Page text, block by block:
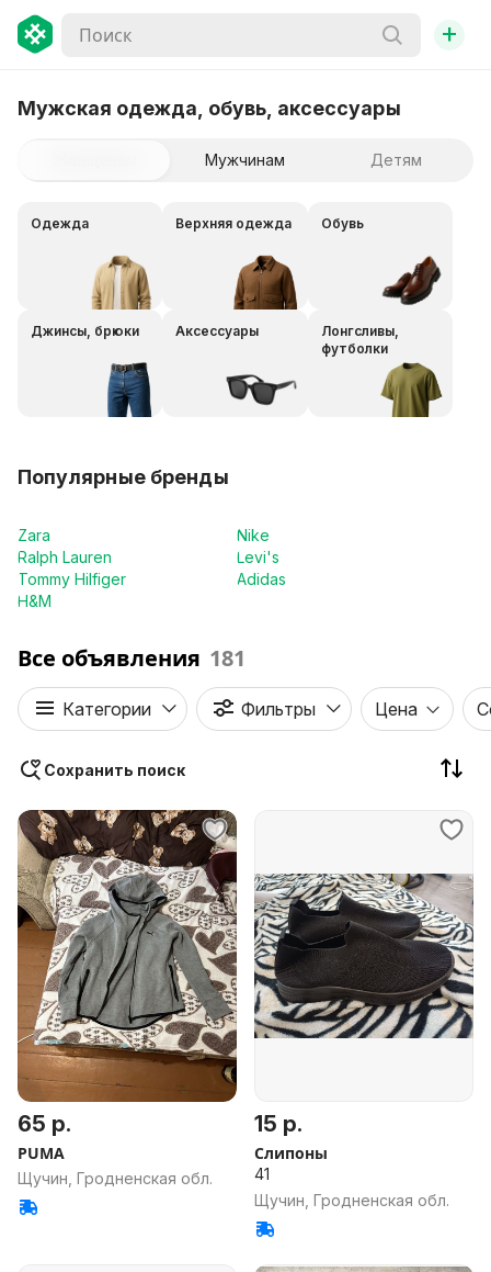
+
Мужская одежда, обувь, аксессуары
Мужчинам Детям
Одежда Верхняя одежда Обувь
Джинсы, брюки Аксессуары
Лонгсливы,
футболки
Популярные бренды
Zara
Nike
Ralph Lauren
Levi's
Tommy Hilfiger
Adidas
H&M
Все объявления 181
Категории Фильтры Цена
Сохранить поиск
65 р.
PUMA
Щучин, Гродненская обл.
15 р.
Слипоны
41
Щучин, Гродненская обл.